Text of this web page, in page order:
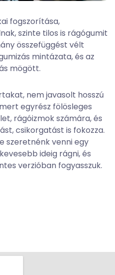
fogszorítása,
szinte tilos is rágógumit
összefüggést vélt
mintázata, és az
mögött.
nem javasolt hosszú
egyrész fölösleges
rágóizmok számára, és
csikorgatást is fokozza.
szeretnénk venni egy
ideig rágni, és
verzióban fogyasszuk.